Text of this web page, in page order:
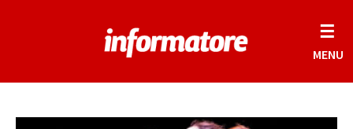
☰
MENU